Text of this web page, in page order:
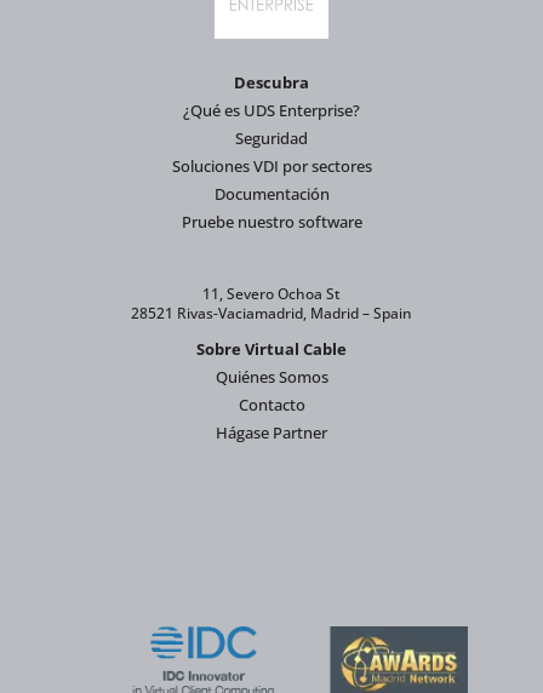
Descubra
¿Qué es UDS Enterprise?
Seguridad
Soluciones VDI por sectores
Documentación
Pruebe nuestro software
11, Severo Ochoa St
28521 Rivas-Vaciamadrid, Madrid – Spain
Sobre Virtual Cable
Quiénes Somos
Contacto
Hágase Partner